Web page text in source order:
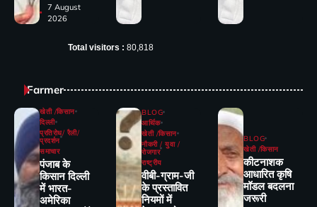
7 August
2026
Total visitors : 80,818
Farmer
खेती /किसान
दिल्ली
प्रतिरोध/ रैली/
प्रदर्शन
समाचार
पंजाब के
किसान दिल्ली
में भारत-
अमेरिका
BLOG
आर्थिक
खेती /किसान
नौकरी / युवा /
रोजगार
राष्ट्रीय
वीबी-ग्राम-जी
के प्रस्तावित
नियमों में
BLOG
खेती /किसान
कीटनाशक
आधारित कृषि
मॉडल बदलना
जरूरी